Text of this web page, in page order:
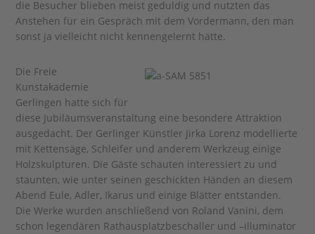
die Besucher blieben meist geduldig und nutzten das
Anstehen für ein Gespräch mit dem Vordermann, den man
sonst ja vielleicht nicht kennengelernt hätte.
Die Freie
Kunstakademie
Gerlingen hatte sich für
diese Jubiläumsveranstaltung eine besondere Attraktion
ausgedacht. Der Gerlinger Künstler Jirka Lorenz modellierte
mit Kettensäge, Schleifer und anderem Werkzeug einige
Holzskulpturen. Die Gäste schauten interessiert zu und
staunten, wie unter seinen geschickten Händen an diesem
Abend Eule, Adler, Ikarus und einige Blätter entstanden.
Die Werke wurden anschließend von Roland Vanini, dem
schon legendären Rathausplatzbeschaller und –illuminator